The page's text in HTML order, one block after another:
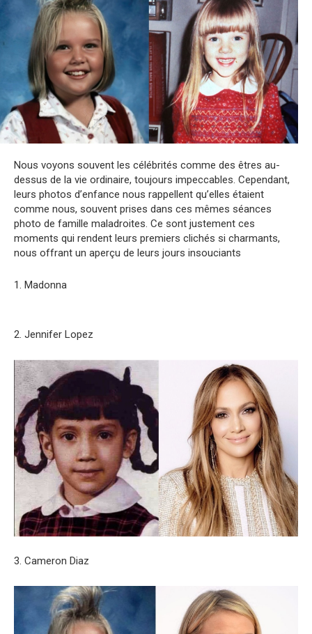
Nous voyons souvent les célébrités comme des êtres au-
dessus de la vie ordinaire, toujours impeccables. Cependant,
leurs photos d’enfance nous rappellent qu’elles étaient
comme nous, souvent prises dans ces mêmes séances
photo de famille maladroites. Ce sont justement ces
moments qui rendent leurs premiers clichés si charmants,
nous offrant un aperçu de leurs jours insouciants
1. Madonna
2. Jennifer Lopez
3. Cameron Diaz